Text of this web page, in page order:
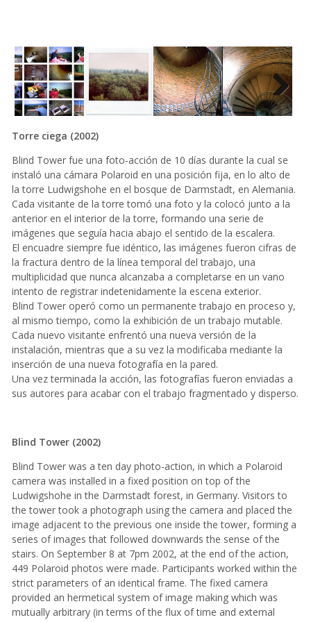
Next
Torre ciega (2002)
Blind Tower fue una foto-acción de 10 días durante la cual se
instaló una cámara Polaroid en una posición fija, en lo alto de
la torre Ludwigshohe en el bosque de Darmstadt, en Alemania.
Cada visitante de la torre tomó una foto y la colocó junto a la
anterior en el interior de la torre, formando una serie de
imágenes que seguía hacia abajo el sentido de la escalera.
El encuadre siempre fue idéntico, las imágenes fueron cifras de
la fractura dentro de la línea temporal del trabajo, una
multiplicidad que nunca alcanzaba a completarse en un vano
intento de registrar indetenidamente la escena exterior.
Blind Tower operó como un permanente trabajo en proceso y,
al mismo tiempo, como la exhibición de un trabajo mutable.
Cada nuevo visitante enfrentó una nueva versión de la
instalación, mientras que a su vez la modificaba mediante la
inserción de una nueva fotografía en la pared.
Una vez terminada la acción, las fotografías fueron enviadas a
sus autores para acabar con el trabajo fragmentado y disperso.
Blind Tower (2002)
Blind Tower was a ten day photo-action, in which a Polaroid
camera was installed in a fixed position on top of the
Ludwigshohe in the Darmstadt forest, in Germany. Visitors to
the tower took a photograph using the camera and placed the
image adjacent to the previous one inside the tower, forming a
series of images that followed downwards the sense of the
stairs. On September 8 at 7pm 2002, at the end of the action,
449 Polaroid photos were made. Participants worked within the
strict parameters of an identical frame. The fixed camera
provided an hermetical system of image making which was
mutually arbitrary (in terms of the flux of time and external